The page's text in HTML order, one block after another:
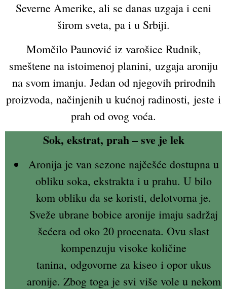
Severne Amerike, ali se danas uzgaja i ceni
širom sveta, pa i u Srbiji.
Momčilo Paunović iz varošice Rudnik,
smeštene na istoimenoj planini, uzgaja aroniju
na svom imanju. Jedan od njegovih prirodnih
proizvoda, načinjenih u kućnoj radinosti, jeste i
prah od ovog voća.
Sok, ekstrat, prah – sve je lek
Aronija je van sezone najčešće dostupna u
obliku soka, ekstrakta i u prahu. U bilo
kom obliku da se koristi, delotvorna je.
Sveže ubrane bobice aronije imaju sadržaj
šećera od oko 20 procenata. Ovu slast
kompenzuju visoke količine
tanina, odgovorne za kiseo i opor ukus
aronije. Zbog toga je svi više vole u nekom